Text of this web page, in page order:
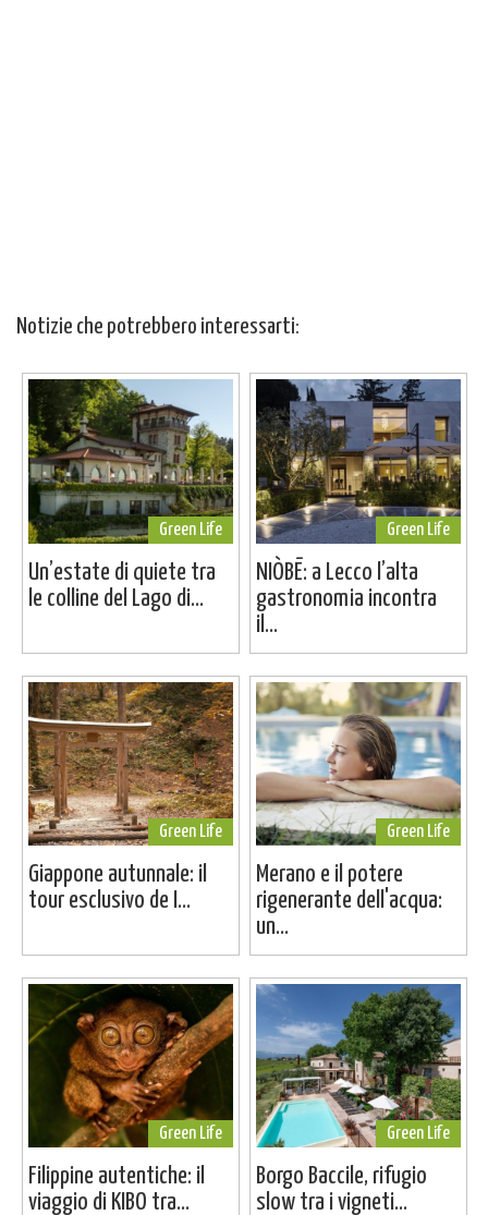
Notizie che potrebbero interessarti:
Green Life
Un’estate di quiete tra
le colline del Lago di...
Green Life
NIÒBĒ: a Lecco l’alta
gastronomia incontra
il...
Green Life
Giappone autunnale: il
tour esclusivo de I...
Green Life
Merano e il potere
rigenerante dell'acqua:
un...
Green Life
Filippine autentiche: il
viaggio di KIBO tra...
Green Life
Borgo Baccile, rifugio
slow tra i vigneti...